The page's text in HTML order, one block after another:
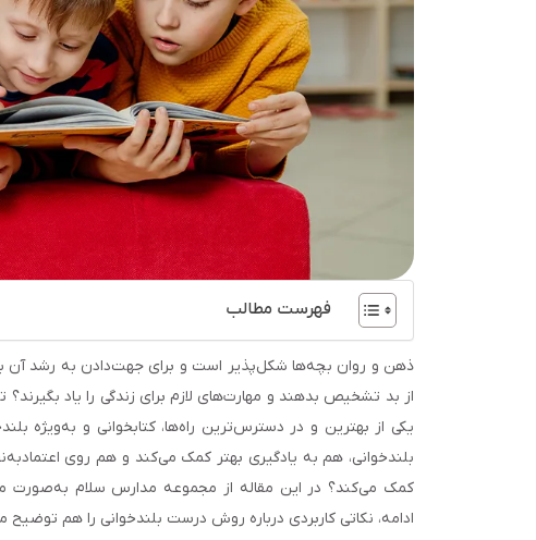
فهرست مطالب
ذهن و روان بچه‌ها شکل‌پذیر است و برای جهت‌دادن به رشد آن
از بد تشخیص بدهند و مهارت‌های لازم برای زندگی را یاد
یکی از بهترین و در دسترس‌ترین راه‌ها، کتابخوانی و به‌ویژه
بلندخوانی، هم به یادگیری بهتر کمک می‌کند و هم روی
کمک می‌کند؟ در این مقاله از مجموعه مدارس سلام به‌صورت
ادامه، نکاتی کاربردی درباره روش درست بلندخوانی را هم توضیح